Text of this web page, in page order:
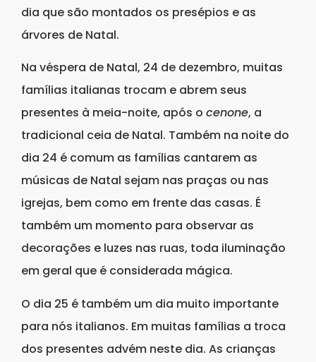
dia que são montados os presépios e as
árvores de Natal.
Na véspera de Natal, 24 de dezembro, muitas
famílias italianas trocam e abrem seus
presentes à meia-noite, após o cenone, a
tradicional ceia de Natal. Também na noite do
dia 24 é comum as famílias cantarem as
músicas de Natal sejam nas praças ou nas
igrejas, bem como em frente das casas. É
também um momento para observar as
decorações e luzes nas ruas, toda iluminação
em geral que é considerada mágica.
O dia 25 é também um dia muito importante
para nós italianos. Em muitas famílias a troca
dos presentes advém neste dia. As crianças